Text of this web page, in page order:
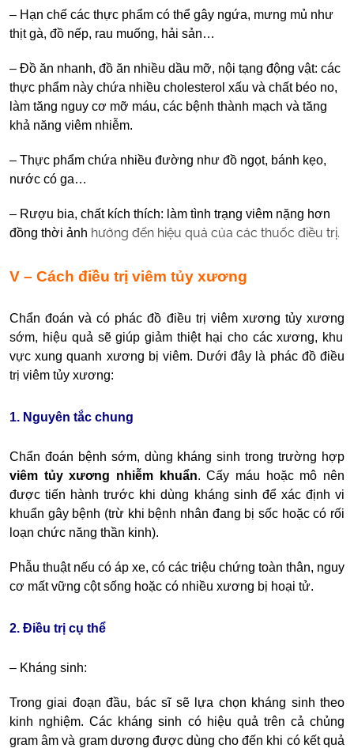
– Hạn chế các thực phẩm có thể gây ngứa, mưng mủ như
thịt gà, đồ nếp, rau muống, hải sản…
– Đồ ăn nhanh, đồ ăn nhiều dầu mỡ, nội tạng động vật: các
thực phẩm này chứa nhiều cholesterol xấu và chất béo no,
làm tăng nguy cơ mỡ máu, các bệnh thành mạch và tăng
khả năng viêm nhiễm.
– Thực phẩm chứa nhiều đường như đồ ngọt, bánh kẹo,
nước có ga…
– Rượu bia, chất kích thích: làm tình trạng viêm nặng hơn
đồng thời ảnh hưởng đến hiệu quả của các thuốc điều trị.
V – Cách điều trị viêm tủy xương
Chẩn đoán và có phác đồ điều trị viêm xương tủy xương
sớm, hiệu quả sẽ giúp giảm thiệt hại cho các xương, khu
vực xung quanh xương bị viêm. Dưới đây là phác đồ điều
trị viêm tủy xương:
1. Nguyên tắc chung
Chẩn đoán bệnh sớm, dùng kháng sinh trong trường hợp
viêm tủy xương nhiễm khuẩn. Cấy máu hoặc mô nên
được tiến hành trước khi dùng kháng sinh để xác định vi
khuẩn gây bệnh (trừ khi bệnh nhân đang bị sốc hoặc có rối
loạn chức năng thần kinh).
Phẫu thuật nếu có áp xe, có các triệu chứng toàn thân, nguy
cơ mất vững cột sống hoặc có nhiều xương bị hoại tử.
2. Điều trị cụ thể
– Kháng sinh:
Trong giai đoạn đầu, bác sĩ sẽ lựa chọn kháng sinh theo
kinh nghiệm. Các kháng sinh có hiệu quả trên cả chủng
gram âm và gram dương được dùng cho đến khi có kết quả